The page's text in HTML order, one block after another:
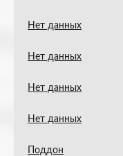
Нет данных
Нет данных
Нет данных
Нет данных
Поддон